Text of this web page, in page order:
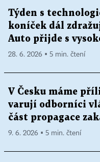
Týden s
koníček dál
Auto přijde s
28. 6. 2026 ▪ 5 min. čtení
V Česku máme
varují odborníci
část propagace
9. 6. 2026 ▪ 5 min. čtení